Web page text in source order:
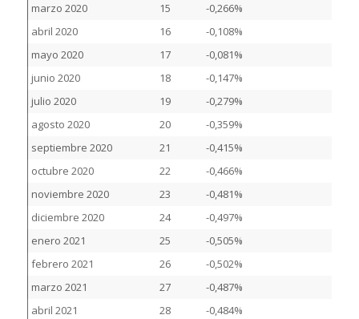
marzo 2020
15
-0,266%
abril 2020
16
-0,108%
mayo 2020
17
-0,081%
junio 2020
18
-0,147%
julio 2020
19
-0,279%
agosto 2020
20
-0,359%
septiembre 2020
21
-0,415%
octubre 2020
22
-0,466%
noviembre 2020
23
-0,481%
diciembre 2020
24
-0,497%
enero 2021
25
-0,505%
febrero 2021
26
-0,502%
marzo 2021
27
-0,487%
abril 2021
28
-0,484%